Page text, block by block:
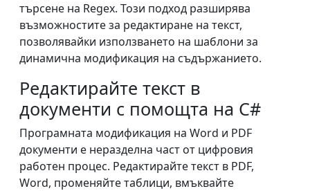
търсене на Regex. Този подход разширява
възможностите за редактиране на текст,
позволявайки използването на шаблони за
динамична модификация на съдържанието.
Редактирайте текст в
документи с помощта на C#
Програмната модификация на Word и PDF
документи е неразделна част от цифровия
работен процес. Редактирайте текст в PDF,
Word, променяйте таблици, вмъквайте